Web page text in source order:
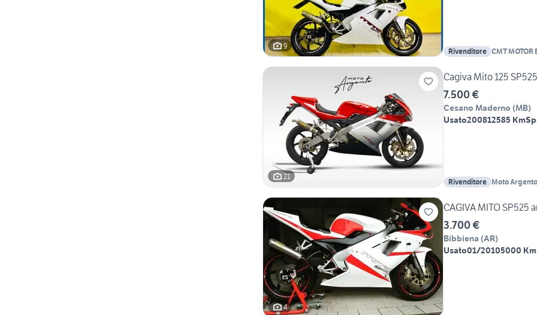
9
Rivenditore CMT MOTOR
21
Cagiva Mito 125 SP525
7.500 €
Cesano Maderno (MB)
Usato200812585 Km
Rivenditore Moto Argento
4
CAGIVA MITO SP525
3.700 €
Bibbiena (AR)
Usato01/20105000 Km